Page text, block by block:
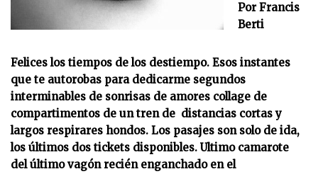
Por Francis
Berti
Felices los tiempos de los destiempo. Esos instantes
que te autorobas para dedicarme segundos
interminables de sonrisas de amores collage de
compartimentos de un tren de distancias cortas y
largos respirares hondos. Los pasajes son solo de ida,
los últimos dos tickets disponibles. Ultimo camarote
del último vagón recién enganchado en el